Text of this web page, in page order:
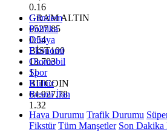
0.16
GRAM ALTIN
6527.85
0.54
BİST100
13.703
11
BITCOIN
64.927,78
1.32
Gündem
Politika
Dünya
Ekonomi
Otomobil
Spor
Kültür
Resmi İlan
Hava Durumu Trafik Durumu
Fikstür Tüm Manşetler Son Dakika